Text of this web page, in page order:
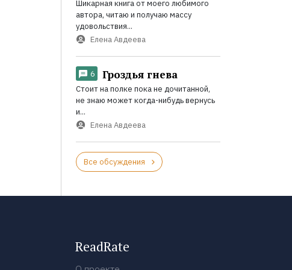
Шикарная книга от моего любимого
автора, читаю и получаю массу
удовольствия...
Елена Авдеева
6 Гроздья гнева
Стоит на полке пока не дочитанной,
не знаю может когда-нибудь вернусь
и...
Елена Авдеева
Все обсуждения
ReadRate